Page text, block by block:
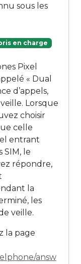
sous les
en charge
Pixel
« Dual
d’appels,
Lorsque
choisir
celle
entrant
SIM, le
répondre,
la
les
veille.
la page
answ